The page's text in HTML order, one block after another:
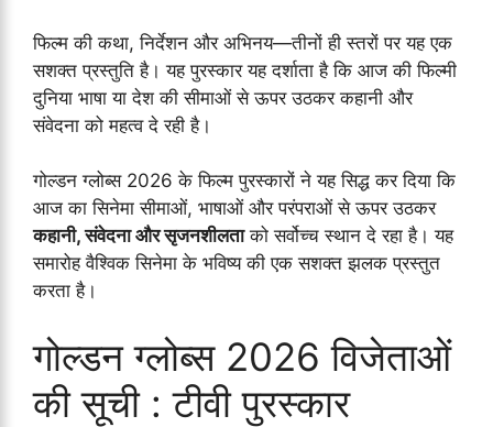
फिल्म की कथा, निर्देशन और अभिनय—तीनों ही स्तरों पर यह एक
सशक्त प्रस्तुति है। यह पुरस्कार यह दर्शाता है कि आज की फिल्मी
दुनिया भाषा या देश की सीमाओं से ऊपर उठकर कहानी और
संवेदना को महत्व दे रही है।
गोल्डन ग्लोब्स 2026 के फिल्म पुरस्कारों ने यह सिद्ध कर दिया कि
आज का सिनेमा सीमाओं, भाषाओं और परंपराओं से ऊपर उठकर
कहानी, संवेदना और सृजनशीलताको सर्वोच्च स्थान दे रहा है। यह
समारोह वैश्विक सिनेमा के भविष्य की एक सशक्त झलक प्रस्तुत
करता है।
गोल्डन ग्लोब्स 2026 विजेताओं
की सूची : टीवी पुरस्कार